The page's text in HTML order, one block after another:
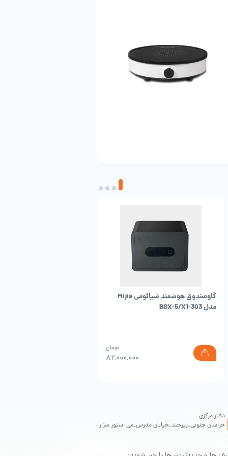
نداشته باشد، اجاق شیائومی کار نکرده و چراغ LED روشن شده و شروع به بوق زدن
تفلونی، دستگاه قادر به گرم کردن نبوده و
پایدار باقی می‌ ماند. این اجاق گاز برای سرخ
فرکانس پایین ایجاد می کند.
به حالت دمایی متفاوت تقسیم و در سطح گاز
می شود.
۲۱,۸۰۰,۰۰۰تومان
گاوصندوق هوشمند شیائومی Mijia
مدل BGX-5/X1-303
۸۲,۰۰۰,۰۰۰
تومان
دفتر مرکزی
خراسان جنوبی_بیرجند_خیابان مدرس_می استور سزار